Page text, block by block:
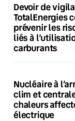
Devoir de
TotalEnergies
prévenir les
liés à
carburants
Nucléaire à
clim et
chaleurs
électrique